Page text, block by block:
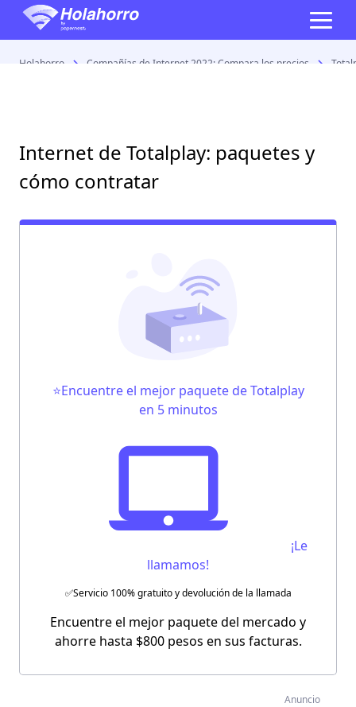
Holahorro Compañías de Internet 2022: Compara los precios
Internet de Totalplay: paquetes y
cómo contratar
⭐Encuentre el mejor paquete de Totalplay
en 5 minutos
¡Le
llamamos!
✅Servicio 100% gratuito y devolución de la llamada
Encuentre el mejor paquete del mercado y
ahorre hasta $800 pesos en sus facturas.
Anuncio